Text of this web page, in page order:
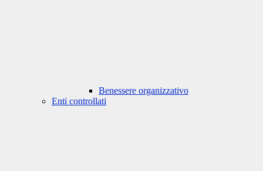
Benessere organizzativo
Enti controllati